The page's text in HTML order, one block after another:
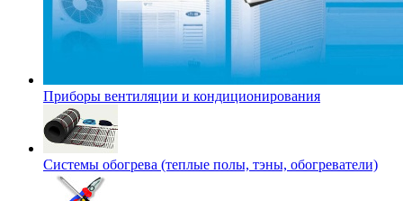
Приборы вентиляции и кондиционирования
Системы обогрева (теплые полы, тэны, обогреватели)